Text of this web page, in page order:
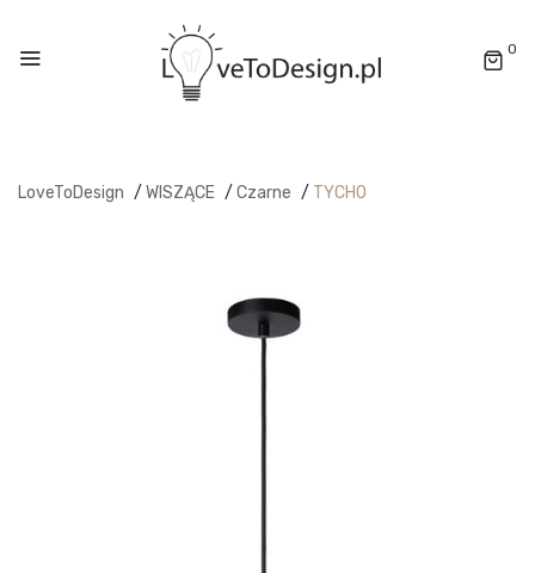
0
LoveToDesign / WISZĄCE / Czarne / TYCHO